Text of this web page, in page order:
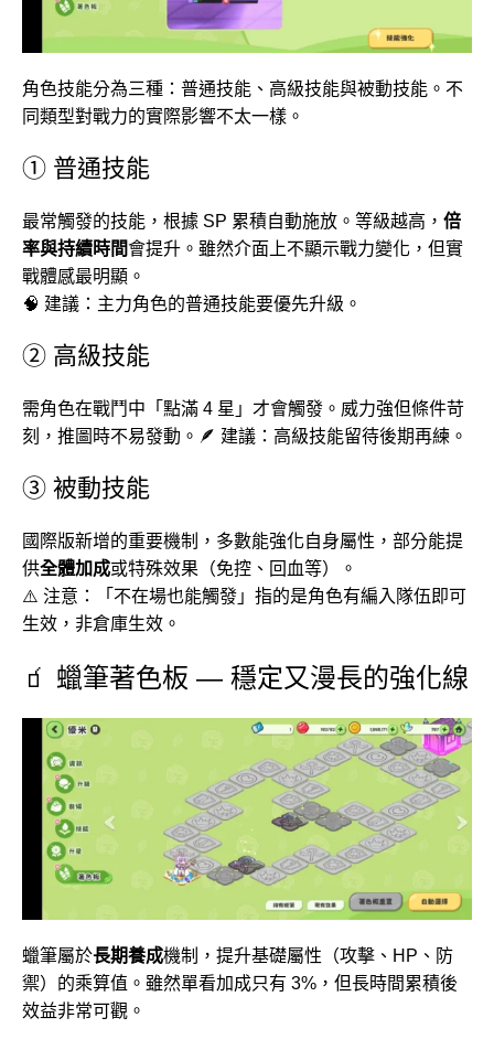
角色技能分為三種：普通技能、高級技能與被動技能。不
同類型對戰力的實際影響不太一樣。
① 普通技能
最常觸發的技能，根據 SP 累積自動施放。等級越高， 倍
率與持續時間會提升。雖然介面上不顯示戰力變化，但實
戰體感最明顯。
🧠 建議：主力角色的普通技能要優先升級。
② 高級技能
需角色在戰鬥中「點滿 4 星」才會觸發。威力強但條件苛
刻，推圖時不易發動。🪶 建議：高級技能留待後期再練。
③ 被動技能
國際版新增的重要機制，多數能強化自身屬性，部分能提
供全體加成或特殊效果（免控、回血等）。
⚠️ 注意：「不在場也能觸發」指的是角色有編入隊伍即可
生效，非倉庫生效。
🧃 蠟筆著色板 — 穩定又漫長的強化線
蠟筆屬於長期養成機制，提升基礎屬性（攻擊、HP、防
禦）的乘算值。雖然單看加成只有 3%，但長時間累積後
效益非常可觀。